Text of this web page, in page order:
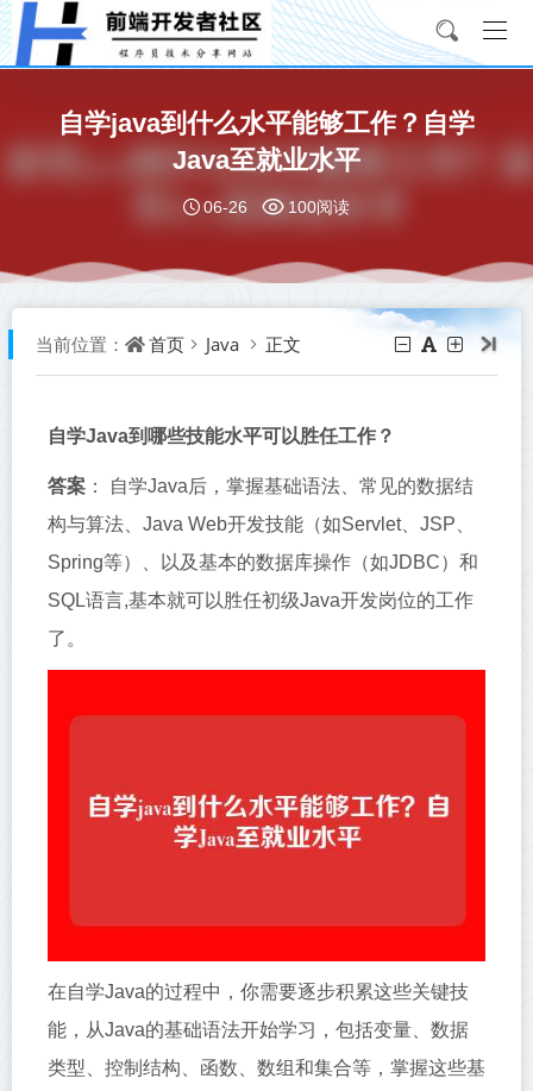
自学java到什么水平能够工作？自学
Java至就业水平
06-26 100阅读
当前位置： 首页 Java 正文
自学Java到哪些技能水平可以胜任工作？
答案 ： 自学Java后，掌握基础语法、常见的数据结
构与算法、Java Web开发技能（如Servlet、JSP、
Spring等）、以及基本的数据库操作（如JDBC）和
SQL语言,基本就可以胜任初级Java开发岗位的工作
了。
在自学Java的过程中，你需要逐步积累这些关键技
能，从Java的基础语法开始学习，包括变量、数据
类型、控制结构、函数、数组和集合等，掌握这些基